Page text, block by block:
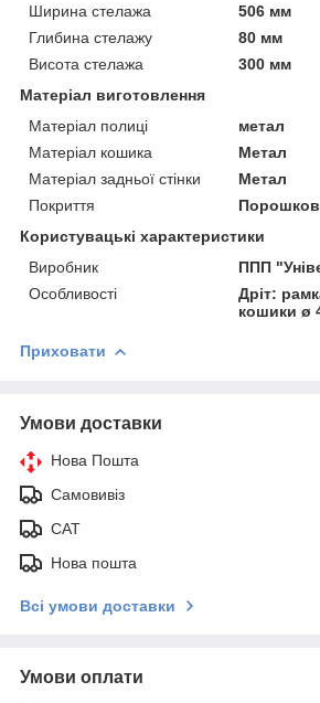
Ширина стелажа
506 мм
Глибина стелажу
80 мм
Висота стелажа
300 мм
Матеріал виготовлення
Матеріал полиці
метал
Матеріал кошика
Метал
Матеріал задньої стінки
Метал
Покриття
Користувацькі характеристики
Виробник
ППП
Особливості
Дріт:
кошики ø
Приховати
Умови доставки
Нова Пошта
Самовивіз
САТ
Нова пошта
Всі умови доставки
Умови оплати